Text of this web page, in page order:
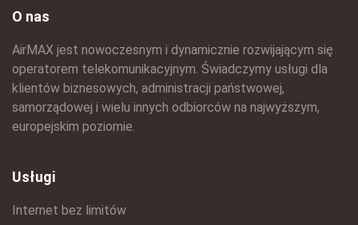
O nas
AirMAX jest nowoczesnym i dynamicznie rozwijającym się
operatorem telekomunikacyjnym. Świadczymy usługi dla
klientów biznesowych, administracji państwowej,
samorządowej i wielu innych odbiorców na najwyższym,
europejskim poziomie.
Usługi
Internet bez limitów